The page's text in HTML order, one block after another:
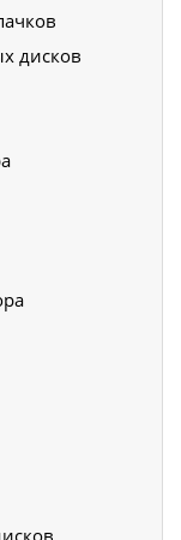
дисков